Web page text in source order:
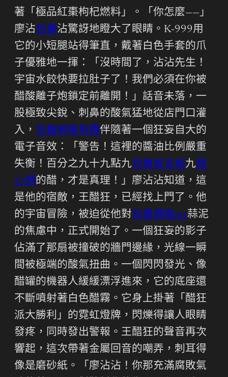
著「極品紅棗枸杞燃料」。「你怎麼——」
廖沾包養沾驚訝地瞪大了眼睛。K-999用
它的小短腿站得筆直，戴著白色手套的爪
子優雅地一揮：「沒時間了，沾沾先生！
宇宙水餃快要拉肚子了！我們必須在你被
醋酸離子炮鎖定前離開！」話音未落，一
股極致尖銳、刺鼻的酸氣猛地從店門口灌
入， 包養網車馬費伴隨著一個狂妄自大的
電子音效：「警告！這裡的醬油比例嚴重
失衡！百分之九十九點九包養留言板九甜
心網的醋，才是真理！」廖沾沾知道，這
是他的宿敵，王醋狂，已經找上門了。他
的宇宙冒險，被迫從他對包養價格ptt蒜泥
的焦慮中，正式開始了。一個狂妄的影子
佔滿了那扇被撞破的牆門邊緣，光線一瞬
間被極端的酸氣扭曲。一個閃閃發光、像
醋罐的機器人緩緩漂浮進來，它的底座還
不斷噴射著白色醋霧。它身上掛著「醋狂
派大勝利」的霓虹燈牌，閃爍得讓人眼睛
發疼，同時發出警報。王醋狂的聲音再次
響起，這次帶著金屬回音的嘲弄，刺耳得
像是磨砂紙。「廖沾沾！你那充滿腐敗氣